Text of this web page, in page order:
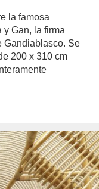
la famosa
Gan, la firma
Gandiablasco. Se
200 x 310 cm
author/redaccion/